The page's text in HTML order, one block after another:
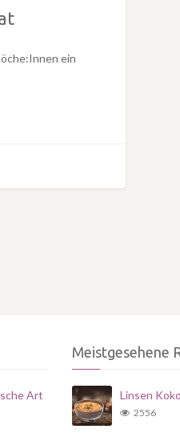
ein
Art
Meistgesehene
Linsen
2556